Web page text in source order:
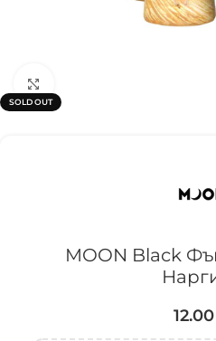
SOLD OUT
MOON Black
12.00